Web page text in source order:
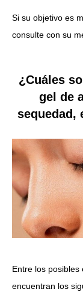
Si su objetivo es
consulte con su
¿Cuáles
gel de
sequedad,
Entre los
encuentran los